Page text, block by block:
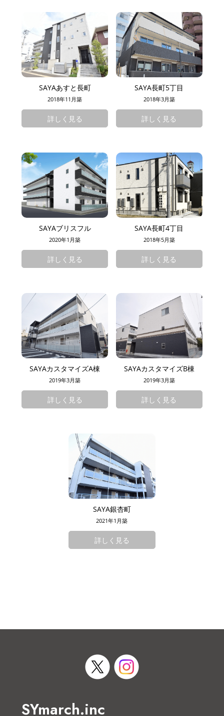
SAYAあすと長町
2018年11月築
詳しく見る
SAYA長町5丁目
2018年3月築
詳しく見る
SAYAブリスフル
2020年1月築
詳しく見る
SAYA長町4丁目
2018年5月築
詳しく見る
SAYAカスタマイズA棟
2019年3月築
詳しく見る
SAYAカスタマイズB棟
2019年3月築
詳しく見る
SAYA銀杏町
2021年1月築
詳しく見る
SYmarch.inc